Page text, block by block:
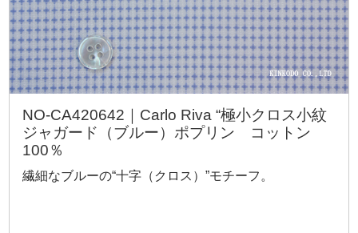
NO-CA420642｜Carlo Riva “極小クロス小紋
ジャガード（ブルー）ポプリン コットン
100％
繊細なブルーの“十字（クロス）”モチーフ。